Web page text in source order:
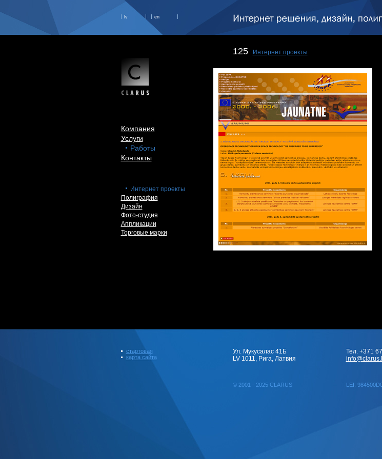
lv en
Компания
Услуги
Работы
Контакты
Интернет проекты
Полиграфия
Дизайн
Фото-студия
Аппликации
Торговые марки
125 Интернет проекты
стартовая
карта сайта
Ул. Мукусалас 41Б
LV 1011, Рига, Латвия
© 2001 - 2025 CLARUS LEI:
Тел. +371